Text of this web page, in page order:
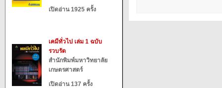
เปิดอ่าน 1925 ครั้ง
เคมีทั่วไป เล่ม 1 ฉบับ
รวบรัด
สำนักพิมพ์มหาวิทยาลัย
เกษตรศาสตร์
เปิดอ่าน 137 ครั้ง